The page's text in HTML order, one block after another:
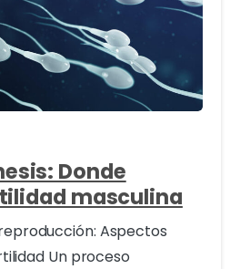
Donde
masculina
Aspectos
Un proceso